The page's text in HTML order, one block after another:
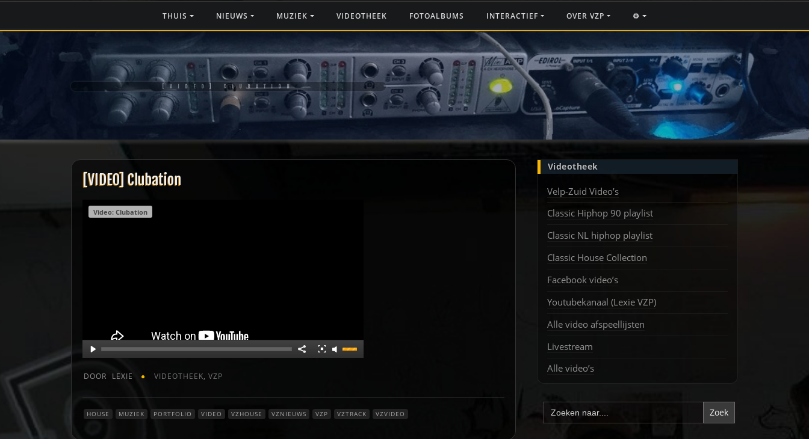
de
THUIS NIEUWS MUZIEK VIDEOTHEEK FOTOALBUMS INTERACTIEF OVER VZP ⚙️
[VIDEO] CLUBATION
[VIDEO] Clubation
Video: Clubation
DOOR LEXIE VIDEOTHEEK,VZP
HOUSE MUZIEK PORTFOLIO VIDEO VZHOUSE VZNIEUWS VZP VZTRACK VZVIDEO
Videotheek
Velp-Zuid Video’s
Classic Hiphop 90 playlist
Classic NL hiphop playlist
Classic House Collection
Facebook video’s
Youtubekanaal (Lexie VZP)
Alle video afspeellijsten
Livestream
Alle video’s
Zoek
naar: